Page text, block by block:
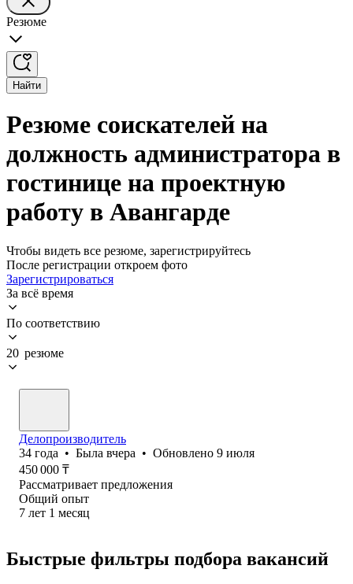
Резюме
Найти
Резюме соискателей на
должность администратора в
гостинице на проектную
работу в Авангарде
Чтобы видеть все резюме, зарегистрируйтесь
После регистрации откроем фото
Зарегистрироваться
За всё время
По соответствию
20 резюме
Делопроизводитель
34 года • Была вчера • Обновлено 9 июля
450 000 ₸
Рассматривает предложения
Общий опыт
7 лет 1 месяц
Быстрые фильтры подбора вакансий